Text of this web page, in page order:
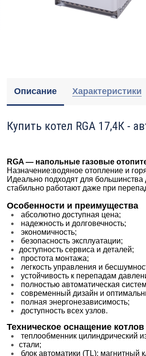
Описание Характеристики
Купить котел RGA 17,4К -
RGA — напольные газовые
Назначение:водяное отопление и
Идеально подходят для
стабильно работают даже при
Особенности и преимущества
абсолютно доступная цена;
надежность и долговечность;
экономичность;
безопасность эксплуатации;
доступность сервиса и деталей;
простота монтажа;
легкость управления и
устойчивость к перепадам
полностью автоматическая
современный дизайн и
полная энергонезависимость;
доступность всех узлов.
Техническое оснащение котлов
теплообменник цилиндрический
стали;
блок автоматики (TL): магнитный